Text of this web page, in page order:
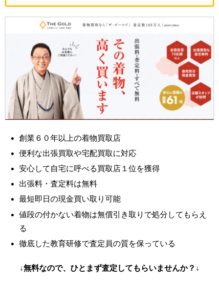
創業６０年以上の着物買取店
便利な出張買取や宅配買取に対応
安心して自宅に呼べる買取店１位を獲得
出張料・査定料は無料
最短即日の現金買い取り可能
値段の付かない着物は無償引き取りで処分してもらえ
る
徹底した教育研修で査定員の質を保っている
↓無料なので、ひとまず査定してもらいませんか？↓